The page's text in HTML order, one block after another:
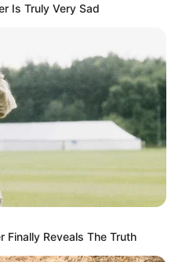
model asal Indonesia. Ia
kontes Miss Indonesia
Is Truly Very Sad
Finally Reveals The Truth